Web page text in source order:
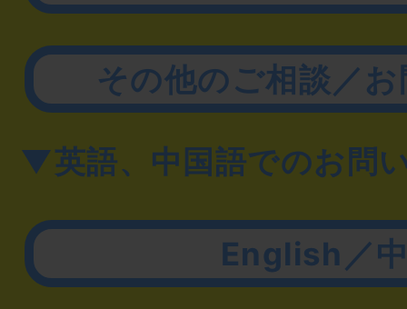
その他のご相談／
▼英語、中国語でのお問
English／